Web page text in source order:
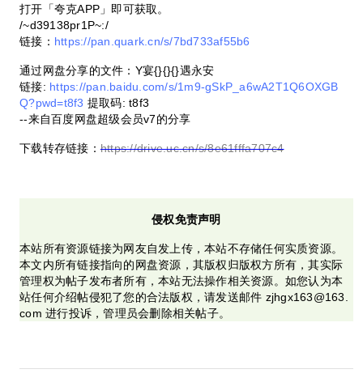
打开「夸克APP」即可获取。
/~d39138pr1P~:/
链接： https://pan.quark.cn/s/7bd733af55b6
通过网盘分享的文件：Y宴{}{}{}遇永安
链接: https://pan.baidu.com/s/1m9-gSkP_a6wA2T1Q6OXGB
Q?pwd=t8f3 提取码: t8f3
--来自百度网盘超级会员v7的分享
下载转存链接：https://drive.uc.cn/s/8e61fffa707c4
侵权免责声明
本站所有资源链接为网友自发上传，本站不存储任何实质资源。
本文内所有链接指向的网盘资源，其版权归版权方所有，其实际
管理权为帖子发布者所有，本站无法操作相关资源。如您认为本
站任何介绍帖侵犯了您的合法版权，请发送邮件 zjhgx163@163.
com 进行投诉，管理员会删除相关帖子。